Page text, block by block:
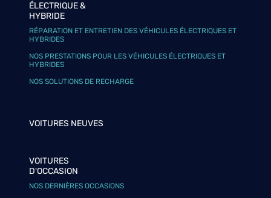
ÉLECTRIQUE &
HYBRIDE
RÉPARATION ET ENTRETIEN DES VÉHICULES ÉLECTRIQUES ET
HYBRIDES
NOS PRESTATIONS POUR LES VÉHICULES ÉLECTRIQUES ET
HYBRIDES
NOS SOLUTIONS DE RECHARGE
VOITURES NEUVES
VOITURES
D'OCCASION
NOS DERNIÈRES OCCASIONS